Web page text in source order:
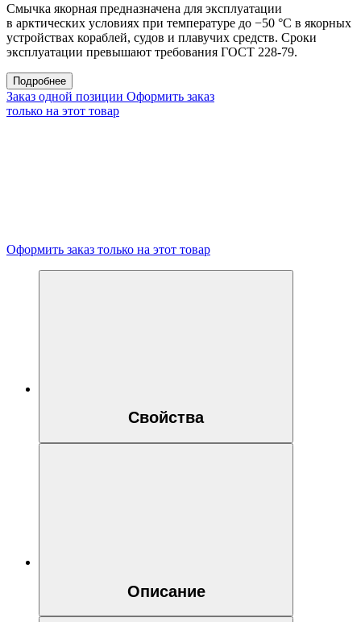
Смычка якорная предназначена для эксплуатации
в арктических условиях при температуре до −50 °С в якорных
устройствах кораблей, судов и плавучих средств. Сроки
эксплуатации превышают требования ГОСТ 228-79.
Подробнее
Заказ одной позиции Оформить заказ
только на этот товар
Оформить заказ только на этот товар
Свойства
Описание